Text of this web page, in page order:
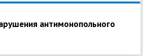
антимонопольного